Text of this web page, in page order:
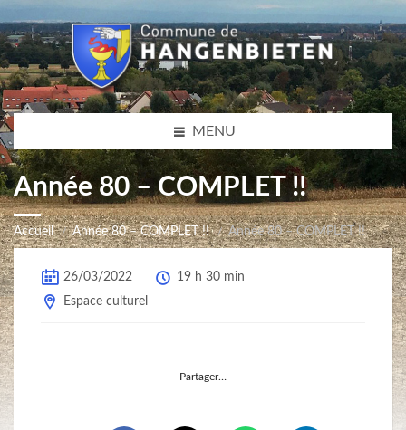
MENU
Année 80 – COMPLET !!
Accueil Année 80 – COMPLET !! Année 80 – COMPLET !!
26/03/2022
19 h 30 min
Espace culturel
Partager…